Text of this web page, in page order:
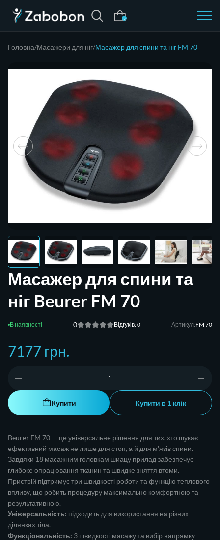
0
Головна Масажери для ніг Масажер для спини та ніг FM 70
Масажер для спини та
ніг Beurer FM 70
0 Відгуків: 0 Артикул:FM 70
7177 грн.
Купити Купити в 1 клік
Beurer FM 70 — це універсальне рішення для тих, хто шукає
ефективний масаж не лише для стоп, а й для м'язів спини.
Завдяки 18 масажним головкам шиацу прилад забезпечує
глибоке опрацювання тканин та швидке зняття втоми.
Пристрій підтримує три швидкості роботи та функцію теплового
впливу, що робить процедуру максимально комфортною та
результативною.
Універсальність: підходить для використання на різних
ділянках тіла.
Функціональність: 3 швидкості масажу та вибір напрямку